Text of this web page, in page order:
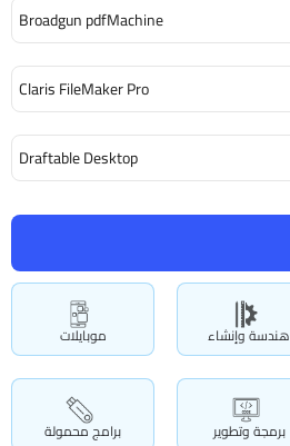
هندسة وإنشاء موبايلات
برمجة وتطوير برامج محمولة
Broadgun pdfMachine
Claris FileMaker Pro
Draftable Desktop